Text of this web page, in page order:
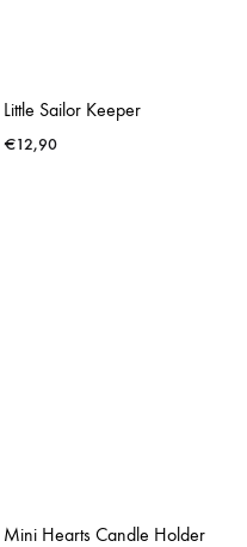
Little Sailor Keeper
€12,90
Mini Hearts Candle Holder